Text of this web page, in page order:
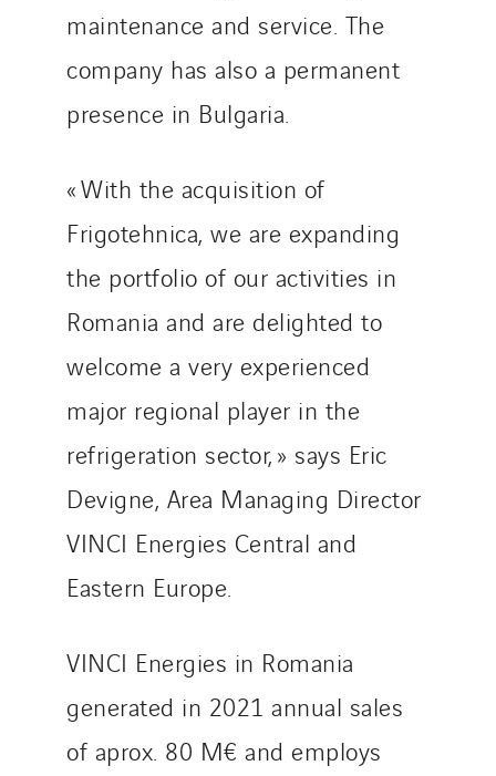
maintenance and service. The
company has also a permanent
presence in Bulgaria.
« With the acquisition of
Frigotehnica, we are expanding
the portfolio of our activities in
Romania and are delighted to
welcome a very experienced
major regional player in the
refrigeration sector, » says Eric
Devigne, Area Managing Director
VINCI Energies Central and
Eastern Europe.
VINCI Energies in Romania
generated in 2021 annual sales
of aprox. 80 M€ and employs
Sotécnica
STE Armor
Strasser
Sylvestre Energies
TelComTec
Telematic Solutions
TG Concept
Thermo Réfrigération
Tiab
TranzCom
Travesset Beziers
Tunzini Antilles
Tunzini Grand Ouest
Tunzini Maintenance Nucléaire
TUNZINI Nucléaire
Tunzini Toulouse
Tunzini Troyes
Twyver